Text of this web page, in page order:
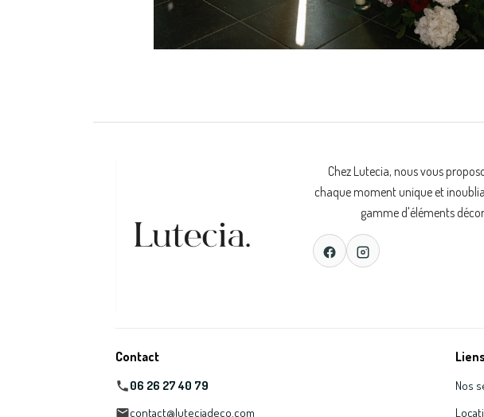
Chez Lutecia, nous vous
chaque moment unique et
gamme d'éléments
Contact
06 26 27 40 79
contact@luteciadeco.com
Liens
Nos